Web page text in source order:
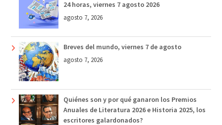
24 horas, viernes 7 agosto 2026
agosto 7, 2026
Breves del mundo, viernes 7 de agosto
agosto 7, 2026
Quiénes son y por qué ganaron los Premios
Anuales de Literatura 2026 e Historia 2025, los
escritores galardonados?